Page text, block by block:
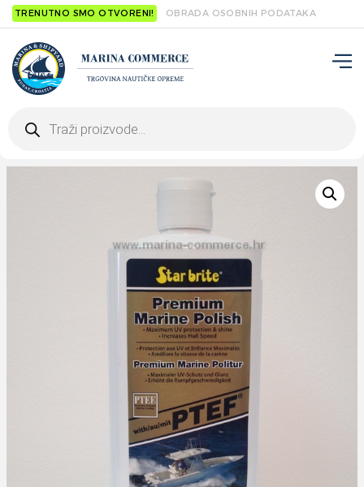
TRENUTNO SMO OTVORENI! OBRADA OSOBNIH PODATAKA
search